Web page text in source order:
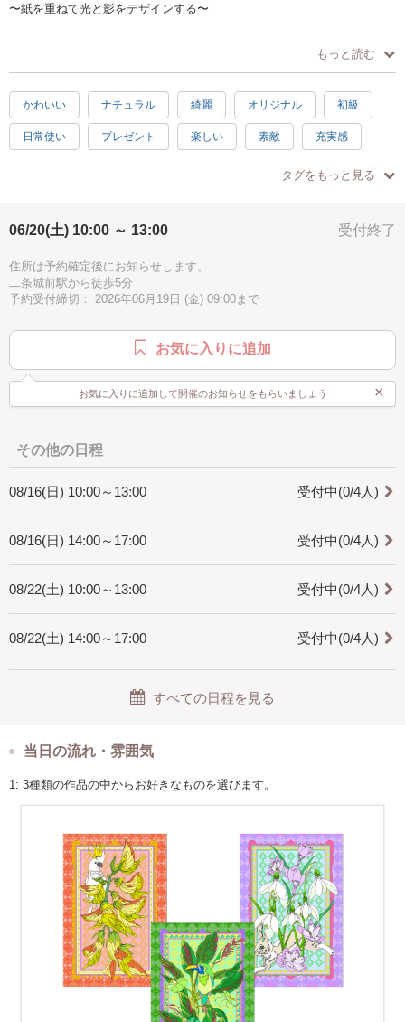
〜紙を重ねて光と影をデザインする〜
その平面の美しさをご自身の手で「レイヤー（層）」で切り分け、
重ねていくことで、作品に新しい命を吹き込みます。
光と影の奥行きをデザインしていくクリエイティブな時間。
「空間に息づくアート」を、ご自身の感性で再構築してみませんか？
─────────────────────
お越しください。
（※所要時間 約3時間／ティータイム込）
◎Petal（ペタル）コース：8,800円 (予約リクエストより8,800円で日時を
選択して下さい。)
ハガキサイズの制作しやすいコース。手作業に自信がない方や、まずは
◎Bloom（ブルーム）コース：11,000円 (予約リクエストより11,000円で
日時を選択して下さい。)
キャビネサイズの少し複雑なデザインに挑戦。より存在感のある作品づ
くりに没頭したい方へ。
【ご予約に関する大切なお知らせ】
システム上、お申し込みのタイミングによっては、ご希望の枠がすでに
満席となっている場合がございます。その際は、予約リクエストをいた
さい。
◆ ワークショップの流れ
─────────────────────
２．3Dアート制作ワーク（120分）
としてお持ち帰りいただけます。
もっと読む
かわいい ナチュラル 綺麗 オリジナル 初級
日常使い プレゼント 楽しい 素敵 充実感
秋 冬
母の日 記念日 夏休み
タグをもっと見る
受付終了
06/20(土) 10:00 ～ 13:00
住所は予約確定後にお知らせします。
二条城前駅から徒歩5分
予約受付締切： 2026年06月19日 (金) 09:00まで
お気に入りに追加
お気に入りに追加して開催のお知らせをもらいましょう ×
その他の日程
受付中(0/4人)
08/16(日) 10:00～13:00
受付中(0/4人)
08/16(日) 14:00～17:00
受付中(0/4人)
08/22(土) 10:00～13:00
受付中(0/4人)
08/22(土) 14:00～17:00
すべての日程を見る
当日の流れ・雰囲気
1: 3種類の作品の中からお好きなものを選びます。